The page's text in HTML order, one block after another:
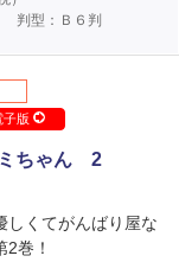
判型：Ｂ６判
子版
ミちゃん 2
しくてがんばり屋な
巻！